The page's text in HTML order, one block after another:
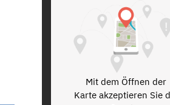
Mit dem Öffnen der
Karte akzeptieren Sie